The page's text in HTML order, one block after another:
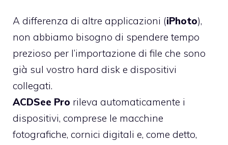
A differenza di altre applicazioni (iPhoto),
non abbiamo bisogno di spendere tempo
prezioso per l’importazione di file che sono
già sul vostro hard disk e dispositivi
collegati.
ACDSee Pro rileva automaticamente i
dispositivi, comprese le macchine
fotografiche, cornici digitali e, come detto,